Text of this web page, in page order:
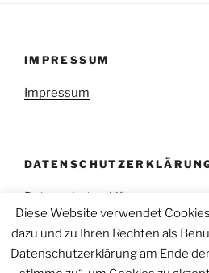
IMPRESSUM
Impressum
Datenschutzerklärung
Diese Website verwendet
dazu und zu Ihren Rechten als
Datenschutzerklärung am Ende